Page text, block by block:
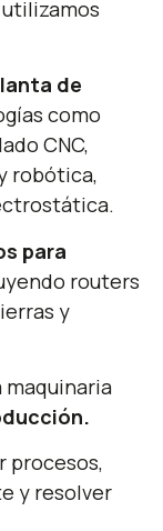
de
como
CNC,
robótica,
para
routers
y
maquinaria
procesos,
y resolver